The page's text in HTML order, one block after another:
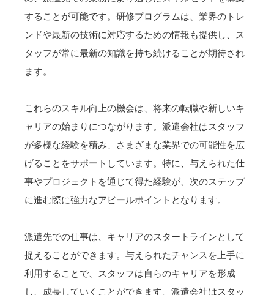
することが可能です。研修プログラムは、業界のトレ
ンドや最新の技術に対応するための情報も提供し、ス
タッフが常に最新の知識を持ち続けることが期待され
ます。
これらのスキル向上の機会は、将来の転職や新しいキ
ャリアの始まりにつながります。派遣会社はスタッフ
が多様な経験を積み、さまざまな業界での可能性を広
げることをサポートしています。特に、与えられた仕
事やプロジェクトを通じて得た経験が、次のステップ
に進む際に強力なアピールポイントとなります。
派遣先での仕事は、キャリアのスタートラインとして
捉えることができます。与えられたチャンスを上手に
利用することで、スタッフは自らのキャリアを形成
し、成長していくことができます。派遣会社はスタッ